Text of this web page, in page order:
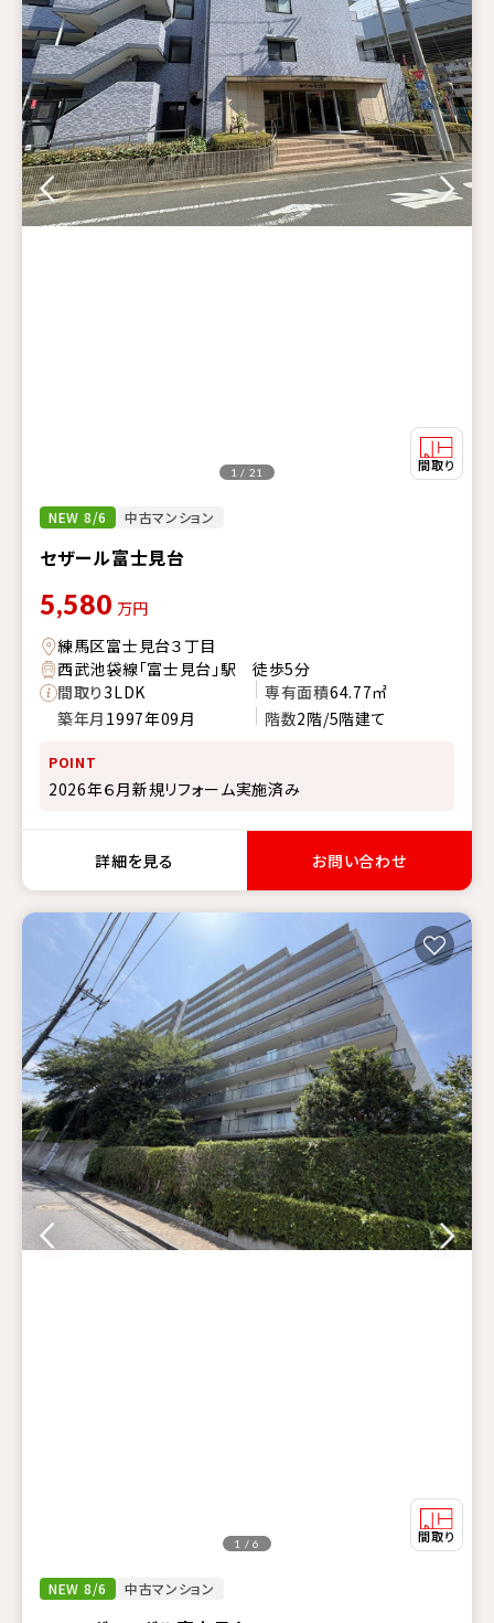
NEW 8/6 中古マンション
セザール富士見台
1 / 21
5,580 万円
練馬区富士見台３丁目
西武池袋線「富士見台」駅 徒歩5分
間取り3LDK 専有面積64.77㎡
築年月 1997年09月 階数2階/5階建て
POINT
2026年６月新規リフォーム実施済み
詳細を見る お問い合わせ
NEW 8/6 中古マンション
1 / 6